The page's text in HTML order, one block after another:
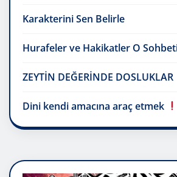
Karakterini Sen Belirle
Hurafeler ve Hakikatler O
ZEYTİN DEĞERİNDE DOSLUKLAR
Dini kendi amacına araç etmek